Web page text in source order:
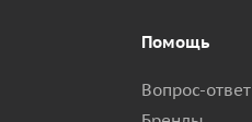
Помощь
Вопрос-ответ